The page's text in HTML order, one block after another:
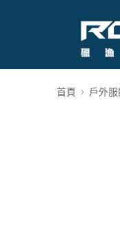
首頁 戶外